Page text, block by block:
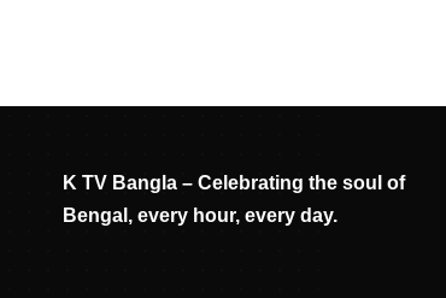
K TV Bangla – Celebrating the soul of
Bengal, every hour, every day.